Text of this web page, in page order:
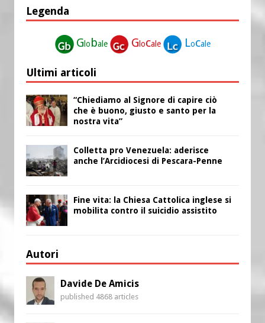
Legenda
G lobale G locale Locale
Ultimi articoli
“Chiediamo al Signore di capire ciò
che è buono, giusto e santo per la
nostra vita”
Colletta pro Venezuela: aderisce
anche l’Arcidiocesi di Pescara-Penne
Fine vita: la Chiesa Cattolica inglese si
mobilita contro il suicidio assistito
Autori
Davide De Amicis
published 4868 articles